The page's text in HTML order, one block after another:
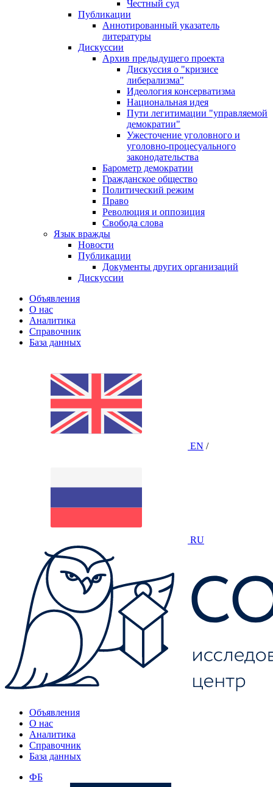
Честный суд
Публикации
Аннотированный указатель
литературы
Дискуссии
Архив предыдущего проекта
Дискуссия о "кризисе
либерализма"
Идеология консерватизма
Национальная идея
Пути легитимации "управляемой
демократии"
Ужесточение уголовного и
уголовно-процесуального
законодательства
Барометр демократии
Гражданское общество
Политический режим
Право
Революция и оппозиция
Свобода слова
Язык вражды
Новости
Публикации
Документы других организаций
Дискуссии
Объявления
О нас
Аналитика
Справочник
База данных
EN /
RU
Объявления
О нас
Аналитика
Справочник
База данных
ФБ